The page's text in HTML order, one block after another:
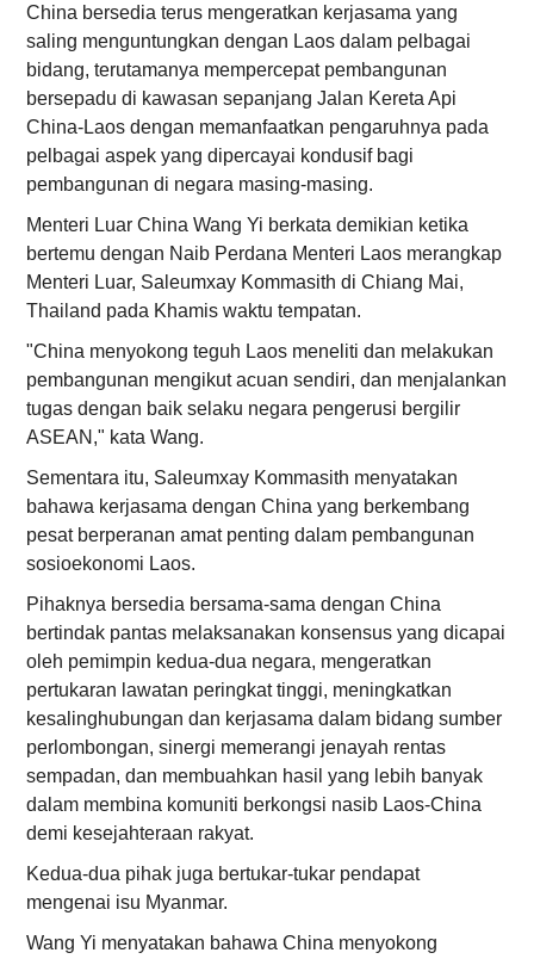
China bersedia terus mengeratkan kerjasama yang
saling menguntungkan dengan Laos dalam pelbagai
bidang, terutamanya mempercepat pembangunan
bersepadu di kawasan sepanjang Jalan Kereta Api
China-Laos dengan memanfaatkan pengaruhnya pada
pelbagai aspek yang dipercayai kondusif bagi
pembangunan di negara masing-masing.
Menteri Luar China Wang Yi berkata demikian ketika
bertemu dengan Naib Perdana Menteri Laos merangkap
Menteri Luar, Saleumxay Kommasith di Chiang Mai,
Thailand pada Khamis waktu tempatan.
"China menyokong teguh Laos meneliti dan melakukan
pembangunan mengikut acuan sendiri, dan menjalankan
tugas dengan baik selaku negara pengerusi bergilir
ASEAN," kata Wang.
Sementara itu, Saleumxay Kommasith menyatakan
bahawa kerjasama dengan China yang berkembang
pesat berperanan amat penting dalam pembangunan
sosioekonomi Laos.
Pihaknya bersedia bersama-sama dengan China
bertindak pantas melaksanakan konsensus yang dicapai
oleh pemimpin kedua-dua negara, mengeratkan
pertukaran lawatan peringkat tinggi, meningkatkan
kesalinghubungan dan kerjasama dalam bidang sumber
perlombongan, sinergi memerangi jenayah rentas
sempadan, dan membuahkan hasil yang lebih banyak
dalam membina komuniti berkongsi nasib Laos-China
demi kesejahteraan rakyat.
Kedua-dua pihak juga bertukar-tukar pendapat
mengenai isu Myanmar.
Wang Yi menyatakan bahawa China menyokong